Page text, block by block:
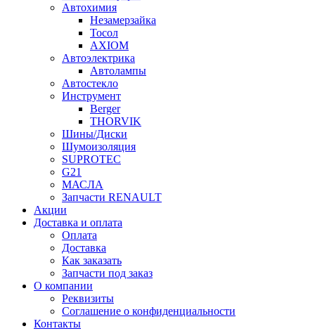
Автохимия
Незамерзайка
Тосол
AXIOM
Автоэлектрика
Автолампы
Автостекло
Инструмент
Berger
THORVIK
Шины/Диски
Шумоизоляция
SUPROTEC
G21
МАСЛА
Запчасти RENAULT
Акции
Доставка и оплата
Оплата
Доставка
Как заказать
Запчасти под заказ
О компании
Реквизиты
Соглашение о конфиденциальности
Контакты